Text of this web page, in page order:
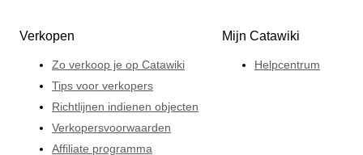
Verkopen
Zo verkoop je op Catawiki
Tips voor verkopers
Richtlijnen indienen objecten
Verkopersvoorwaarden
Affiliate programma
Mijn Catawiki
Helpcentrum